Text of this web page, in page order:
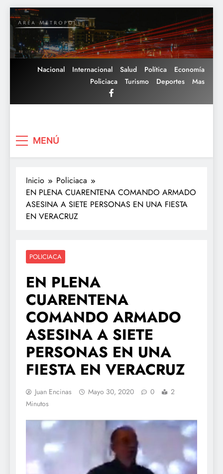
Saltar
al
contenido
Nacional Internacional Salud Política
Economía
Policiaca
Turismo Deportes Mas
MENÚ
Inicio
Policiaca
EN PLENA CUARENTENA COMANDO ARMADO
ASESINA A SIETE PERSONAS EN UNA FIESTA
EN VERACRUZ
POLICIACA
EN PLENA
CUARENTENA
COMANDO ARMADO
ASESINA A SIETE
PERSONAS EN UNA
FIESTA EN VERACRUZ
Juan Encinas Mayo 30, 2020 0
2
Minutos